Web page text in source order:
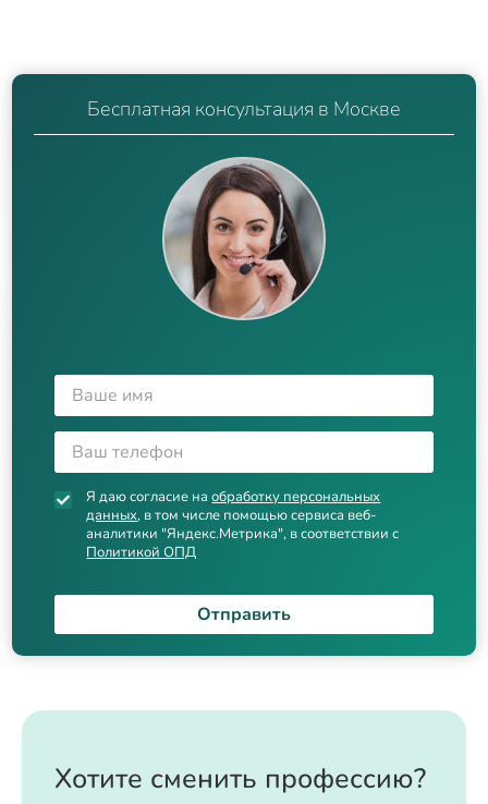
Бесплатная консультация в Москве
Я даю согласие наобработку персональных
данных, в том числе помощью сервиса веб-
аналитики "Яндекс.Метрика", в соответствии с
Политикой ОПД
Отправить
Хотите сменить профессию?